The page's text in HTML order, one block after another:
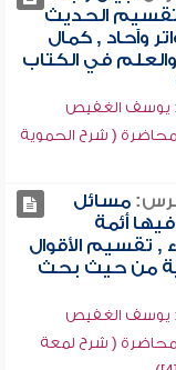
الحديث
وآحاد , كمال
في الكتاب
يوسف الغفيص
( شرح الحموية
مسائل
أئمة
, تقسيم الأقوال
من حيث بحث
يوسف الغفيص
( شرح لمعة